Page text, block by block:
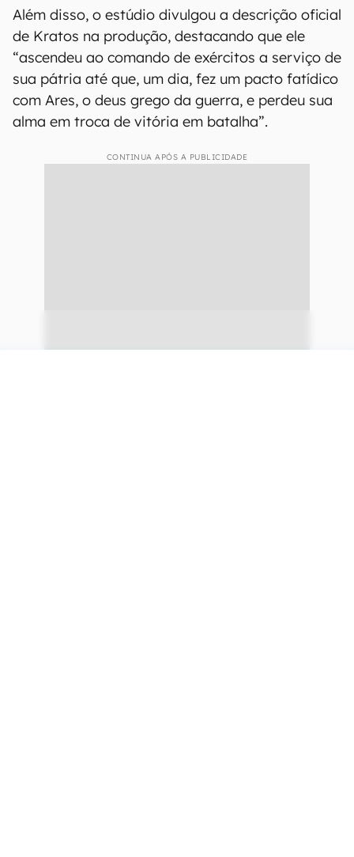
Além disso, o estúdio divulgou a descrição oficial
de Kratos na produção, destacando que ele
“ascendeu ao comando de exércitos a serviço de
sua pátria até que, um dia, fez um pacto fatídico
com Ares, o deus grego da guerra, e perdeu sua
alma em troca de vitória em batalha”.
CONTINUA APÓS A PUBLICIDADE